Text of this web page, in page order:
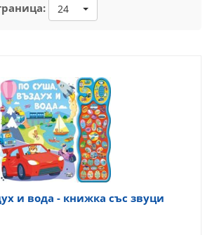
24
и вода - книжка със звуци